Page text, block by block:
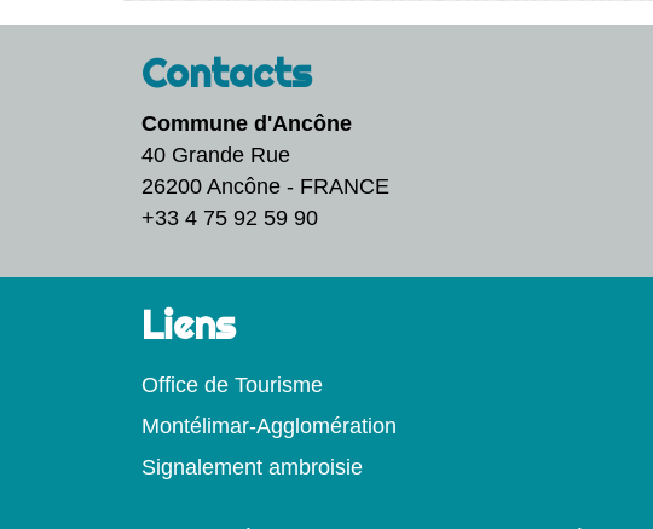
Contacts
Commune d'Ancône
40 Grande Rue
26200 Ancône - FRANCE
+33 4 75 92 59 90
Liens
Office de Tourisme
Montélimar-Agglomération
Signalement ambroisie